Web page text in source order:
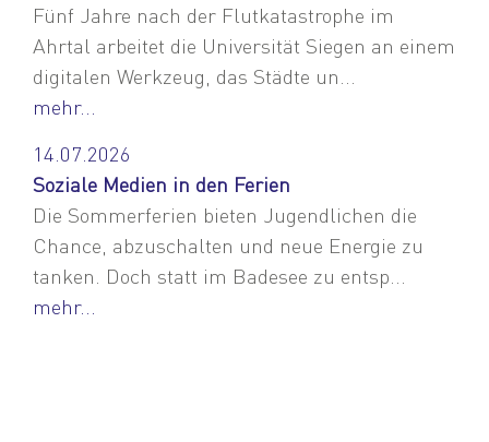
Fünf Jahre nach der Flutkatastrophe im
Ahrtal arbeitet die Universität Siegen an einem
digitalen Werkzeug, das Städte un...
mehr...
14.07.2026
Soziale Medien in den Ferien
Die Sommerferien bieten Jugendlichen die
Chance, abzuschalten und neue Energie zu
tanken. Doch statt im Badesee zu entsp...
mehr...